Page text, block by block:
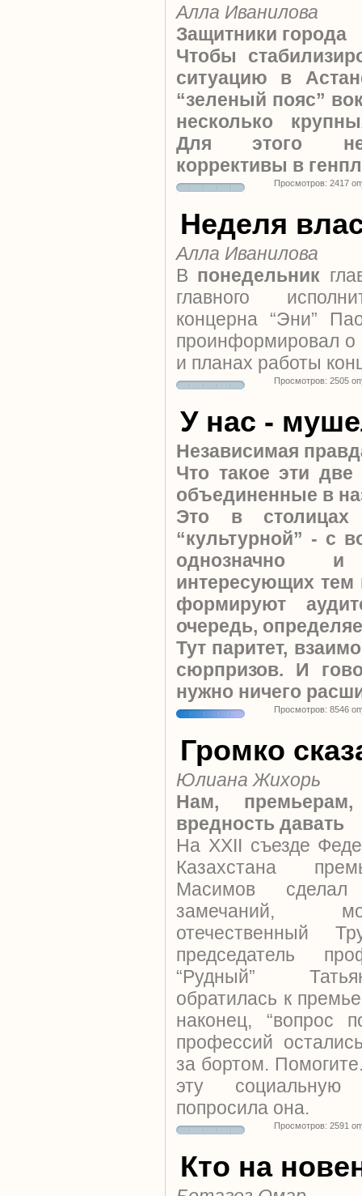
Алла Иванилова
Защитники города
Чтобы
ситуацию в
“зеленый пояс”
несколько
Для этого
коррективы в
Просмотров: 2417
Неделя
Алла Иванилова
В понедельник
главного
концерна “Эни”
проинформировал о
и планах работы
Просмотров: 2505
У нас -
Независимая
Что такое эти
объединенные в
Это в
“культурной” - с
однозначно
интересующих
формируют
очередь,
Тут паритет,
сюрпризов. И
нужно ничего
Просмотров: 8546
Громко
Юлиана Жихорь
Нам,
вредность давать
На XXII съезде
Казахстана
Масимов сделал
замечаний,
отечественный
председатель
“Рудный”
обратилась к
наконец,
профессий
за бортом.
эту социальную
попросила она.
Просмотров: 2591
Кто на